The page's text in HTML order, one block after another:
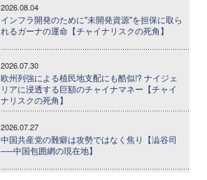
2026.08.04
インフラ開発のために"未開発資源"を担保に取ら
れるガーナの運命【チャイナリスクの死角】
2026.07.30
欧州列強による植民地支配にも酷似!? ナイジェ
リアに浸透する巨額のチャイナマネー【チャイ
ナリスクの死角】
2026.07.27
中国共産党の難癖は攻勢ではなく焦り【澁谷司
──中国包囲網の現在地】